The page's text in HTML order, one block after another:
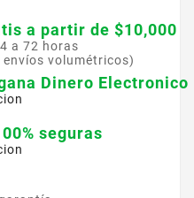
a partir de $10,000
a 72 horas
envíos volumétricos)
Dinero Electronico
seguras